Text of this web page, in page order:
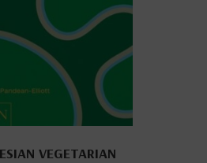
VEGETARIAN